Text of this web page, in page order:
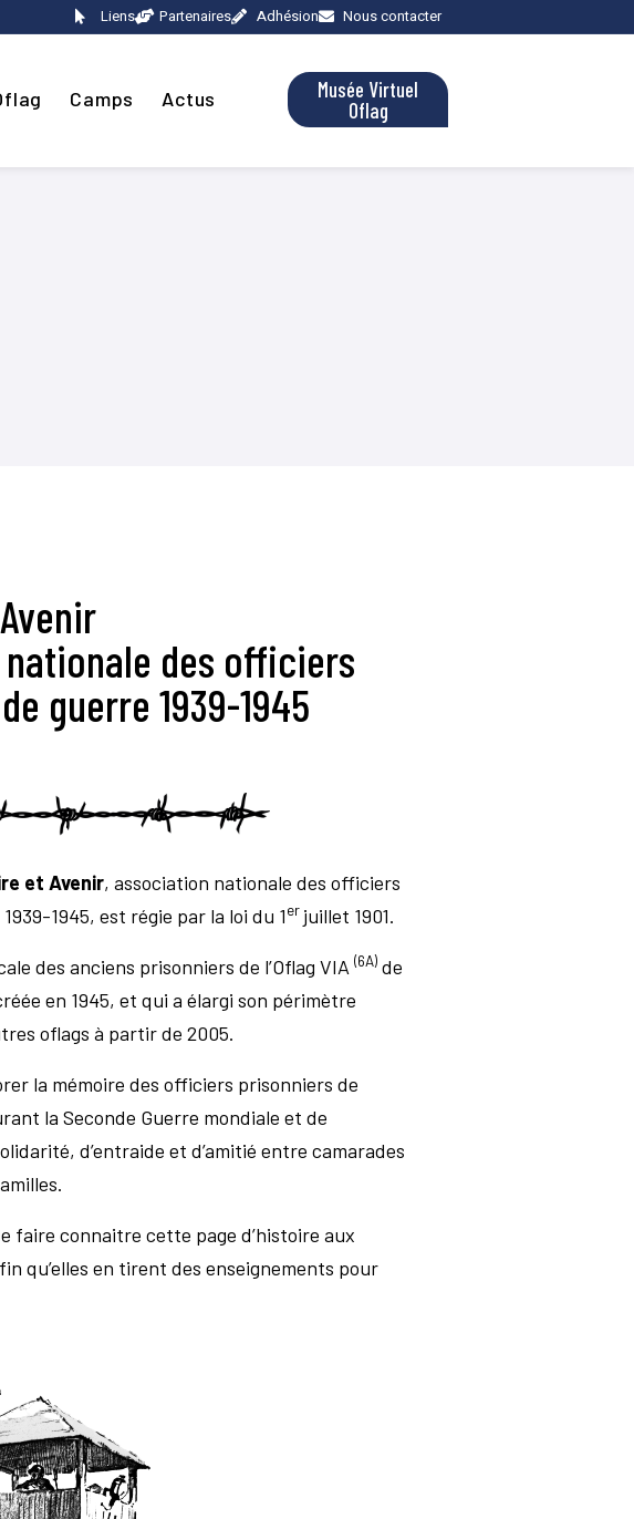
Liens Partenaires Adhésion Nous contacter
Camps Actus
Musée Virtuel
Oflag
des officiers
guerre 1939-1945
et Avenir, association nationale des officiers
1945, est régie par la loi du 1er juillet 1901.
des anciens prisonniers de l’Oflag VIA (6A) de
en 1945, et qui a élargi son périmètre
oflags à partir de 2005.
la mémoire des officiers prisonniers de
la Seconde Guerre mondiale et de
d’entraide et d’amitié entre camarades
faire connaitre cette page d’histoire aux
qu’elles en tirent des enseignements pour